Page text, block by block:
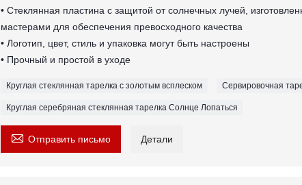
• Стеклянная пластина с защитой от солнечных лучей,
мастерами для обеспечения превосходного качества
• Логотип, цвет, стиль и упаковка могут быть настроены
• Прочный и простой в уходе
Круглая стеклянная тарелка с золотым всплеском Сервировочная
Круглая серебряная стеклянная тарелка Солнце Лопаться
 Отправить письмо Детали